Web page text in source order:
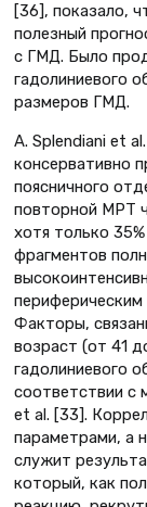
[36], показало,
полезный
с ГМД. Было
гадолиниевого
размеров ГМД.
А. Splendiani et
консервативно
поясничного
повторной МРТ
хотя только
фрагментов
Факторы,
возраст (от 41
гадолиниевого
соответствии с
et al. [33].
параметрами, а
служит
который, как